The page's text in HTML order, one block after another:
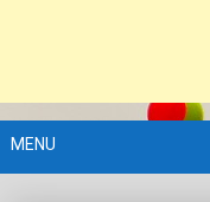
MENU